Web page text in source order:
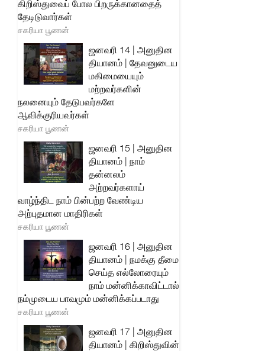
கிறிஸ்துவைப் போல பிறருக்கானதைத்
தேடிடுவார்கள்
சகரியா பூணன்
ஜனவரி 14 | அனுதின
தியானம் | தேவனுடைய
மகிமையையும்
மற்றவர்களின்
நலனையும் தேடுபவர்களே
ஆவிக்குரியவர்கள்
சகரியா பூணன்
ஜனவரி 15 | அனுதின
தியானம் | நாம்
தன்னலம்
அற்றவர்களாய்
வாழ்ந்திட நாம் பின்பற்ற வேண்டிய
அற்புதமான மாதிரிகள்
சகரியா பூணன்
ஜனவரி 16 | அனுதின
தியானம் | நமக்கு தீமை
செய்த எல்லோரையும்
நாம் மன்னிக்காவிட்டால்
நம்முடைய பாவமும் மன்னிக்கப்படாது
சகரியா பூணன்
ஜனவரி 17 | அனுதின
தியானம் | கிறிஸ்துவின்